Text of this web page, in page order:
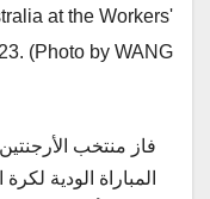
at the Workers'
(Photo by WANG
المباراة الودية